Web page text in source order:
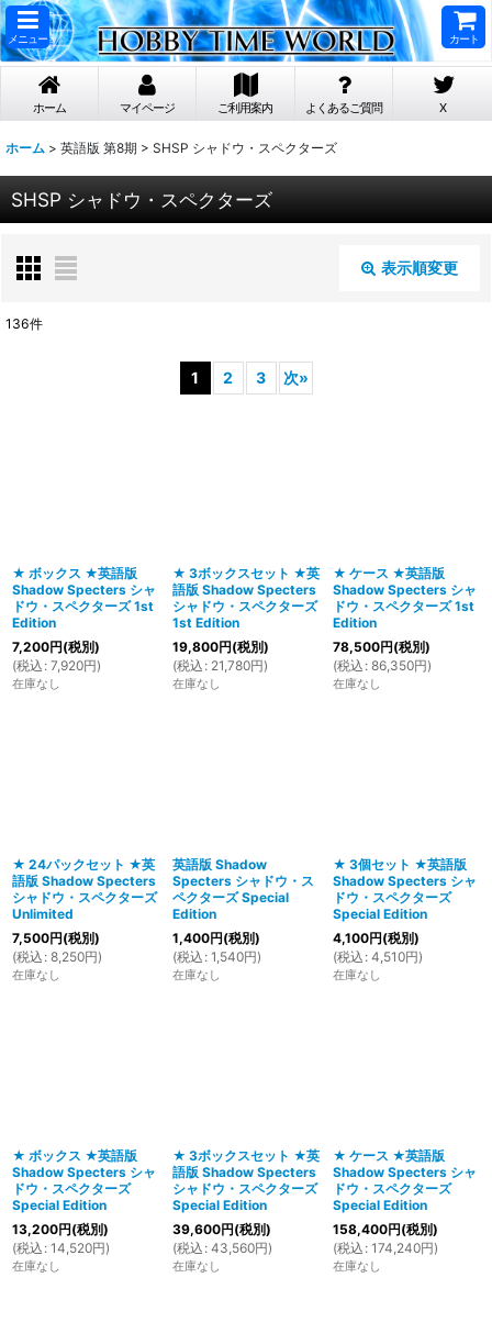
メニュー カート
ホーム マイページ ご利用案内 よくあるご質問 X
ホーム > 英語版 第8期 > SHSP シャドウ・スペクターズ
SHSP シャドウ・スペクターズ
表示順変更
136件
1 2 3 次»
★ ボックス ★英語版
Shadow Specters シャ
ドウ・スペクターズ 1st
Edition
7,200円(税別)
(税込 : 7,920円)
在庫なし
★ 3ボックスセット ★英
語版 Shadow Specters
シャドウ・スペクターズ
1st Edition
19,800円(税別)
(税込 : 21,780円)
在庫なし
★ ケース ★英語版
Shadow Specters シャ
ドウ・スペクターズ 1st
Edition
78,500円(税別)
(税込 : 86,350円)
在庫なし
★ 24パックセット ★英
語版 Shadow Specters
シャドウ・スペクターズ
Unlimited
7,500円(税別)
(税込 : 8,250円)
在庫なし
英語版 Shadow
Specters シャドウ・ス
ペクターズ Special
Edition
1,400円(税別)
(税込 : 1,540円)
在庫なし
★ 3個セット ★英語版
Shadow Specters シャ
ドウ・スペクターズ
Special Edition
4,100円(税別)
(税込 : 4,510円)
在庫なし
★ ボックス ★英語版
Shadow Specters シャ
ドウ・スペクターズ
Special Edition
13,200円(税別)
(税込 : 14,520円)
在庫なし
★ 3ボックスセット ★英
語版 Shadow Specters
シャドウ・スペクターズ
Special Edition
39,600円(税別)
(税込 : 43,560円)
在庫なし
★ ケース ★英語版
Shadow Specters シャ
ドウ・スペクターズ
Special Edition
158,400円(税別)
(税込 : 174,240円)
在庫なし